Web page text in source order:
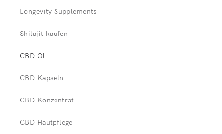
Longevity Supplements
Shilajit kaufen
CBD Öl
CBD Kapseln
CBD Konzentrat
CBD Hautpflege